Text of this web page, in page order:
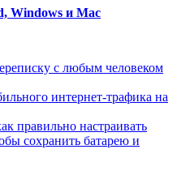
Windows и Mac
с любым человеком
интернет-трафика на
правильно настраивать
сохранить батарею и